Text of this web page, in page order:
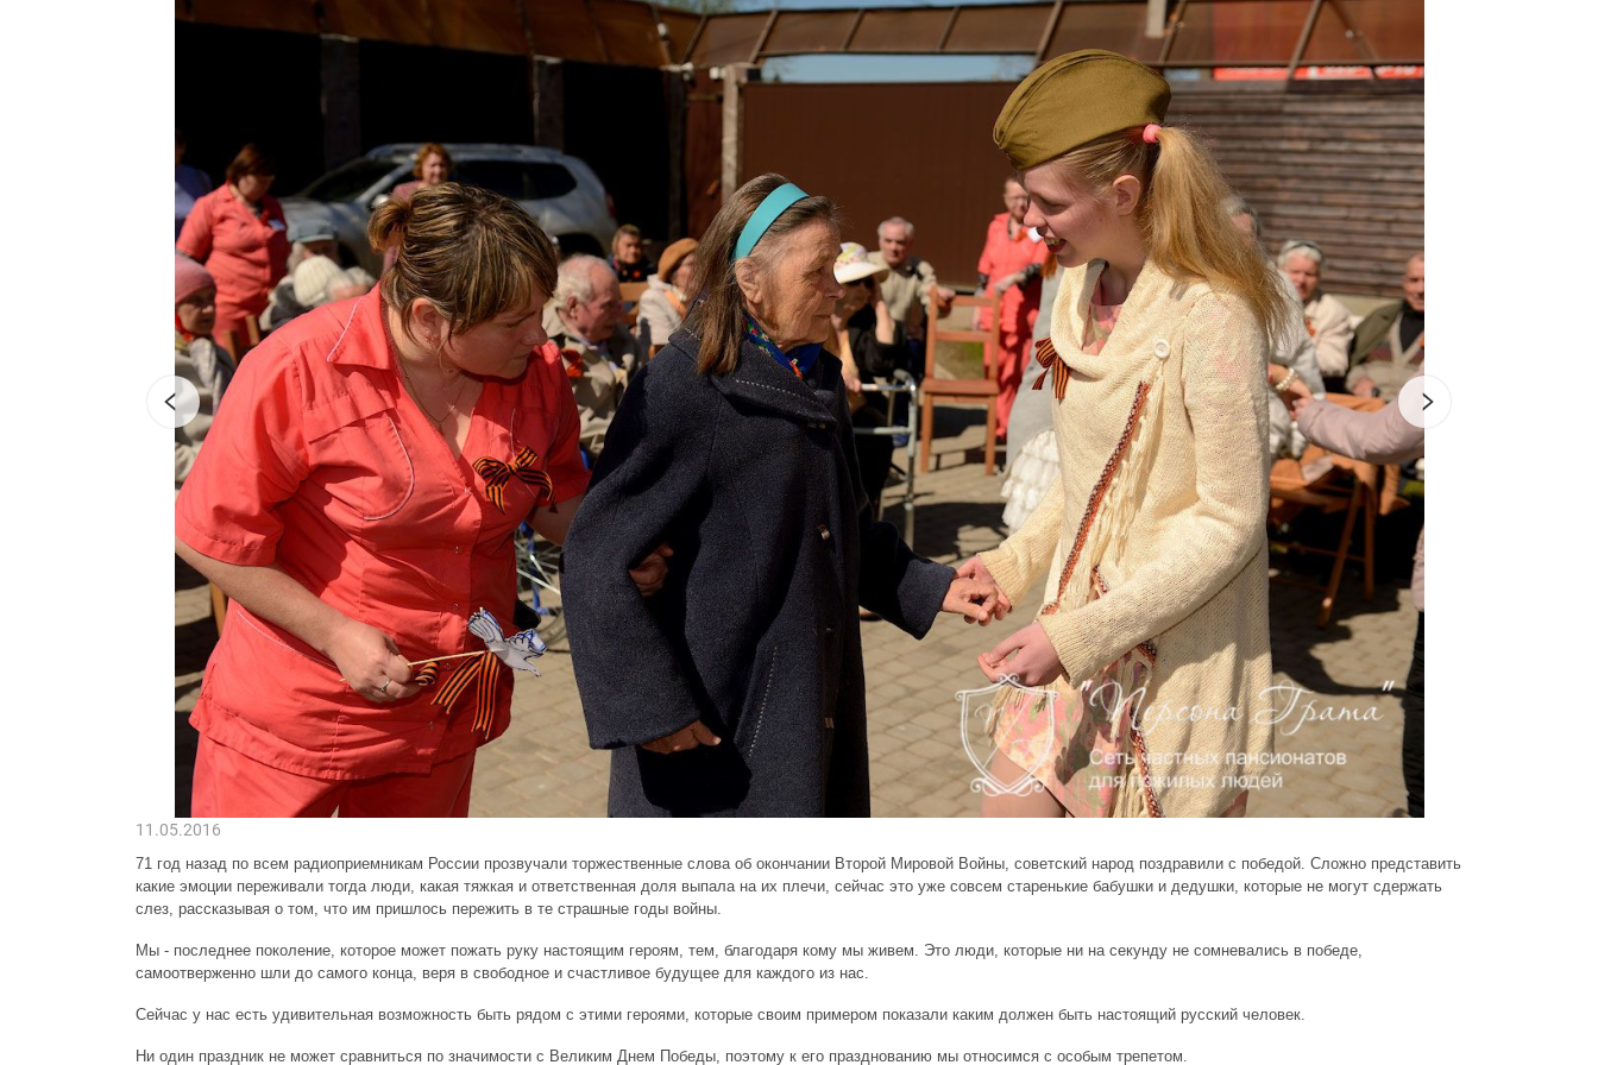
11.05.2016
71 год назад по всем радиоприемникам России прозвучали торжественные слова об окончании Второй Мировой Войны, советский народ поздравили с победой. Сложно представить
какие эмоции переживали тогда люди, какая тяжкая и ответственная доля выпала на их плечи, сейчас это уже совсем старенькие бабушки и дедушки, которые не могут сдержать
слез, рассказывая о том, что им пришлось пережить в те страшные годы войны.
Мы - последнее поколение, которое может пожать руку настоящим героям, тем, благодаря кому мы живем. Это люди, которые ни на секунду не сомневались в победе,
самоотверженно шли до самого конца, веря в свободное и счастливое будущее для каждого из нас.
Сейчас у нас есть удивительная возможность быть рядом с этими героями, которые своим примером показали каким должен быть настоящий русский человек.
Ни один праздник не может сравниться по значимости с Великим Днем Победы, поэтому к его празднованию мы относимся с особым трепетом.